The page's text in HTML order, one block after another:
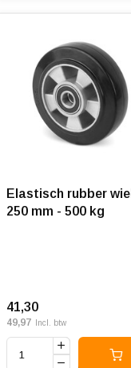
Elastisch rubber wiel
250 mm - 500 kg
41,30
49,97 Incl. btw